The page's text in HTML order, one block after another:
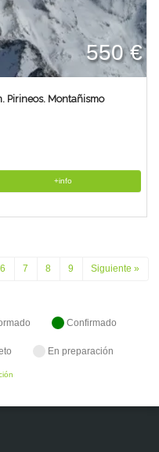
550 €
Pirineos. Montañismo
+info
6 7 8 9 Siguiente »
Confirmado
En preparación